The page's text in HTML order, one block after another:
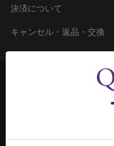
決済について
キャンセル・返品・交換